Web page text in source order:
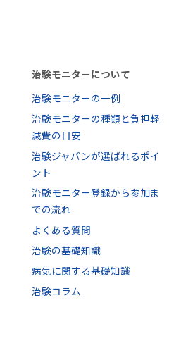
治験モニターについて
治験モニターの一例
治験モニターの種類と負担軽
減費の目安
治験ジャパンが選ばれるポイ
ント
治験モニター登録から参加ま
での流れ
よくある質問
治験の基礎知識
病気に関する基礎知識
治験コラム